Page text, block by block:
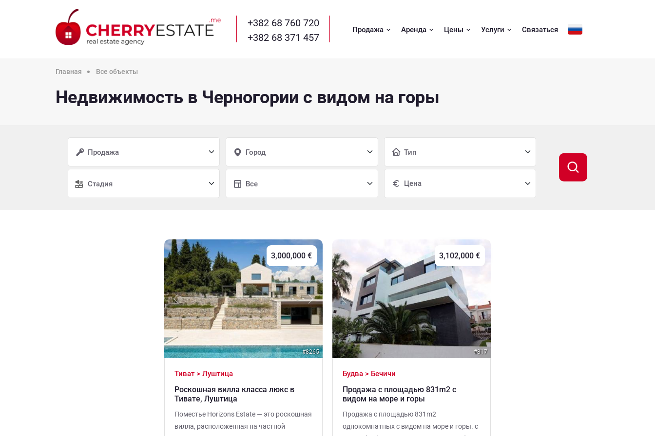
+382 68 760 720
+382 68 371 457
Продажа Аренда Цены Услуги Связаться
Главная Все объекты
Недвижимость в Черногории с видом на горы
Продажа Город Тип
Стадия Все
3,000,000 €
Previous Next
#8265
Тиват > Луштица
Роскошная вилла класса люкс в
Тивате, Луштица
Поместье Horizons Estate — это роскошная
вилла, расположенная на частной
3,102,000 €
Previous Next
#817
Будва > Бечичи
Продажа c площадью 831m2 с
видом на море и горы
Продажа c площадью 831m2
однокомнатных с видом на море и горы. c